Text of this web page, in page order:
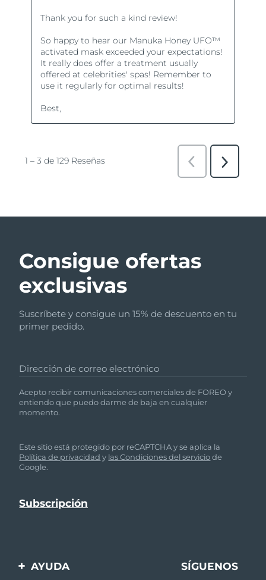
Consigue ofertas
exclusivas
Suscríbete y consigue un 15% de descuento en tu
primer pedido.
Dirección de correo electrónico
Acepto recibir comunicaciones comerciales de FOREO y
entiendo que puedo darme de baja en cualquier
momento.
Este sitio está protegido por reCAPTCHA y se aplica la
Política de privacidad y las Condiciones del serviciode
Google.
AYUDA SÍGUENOS